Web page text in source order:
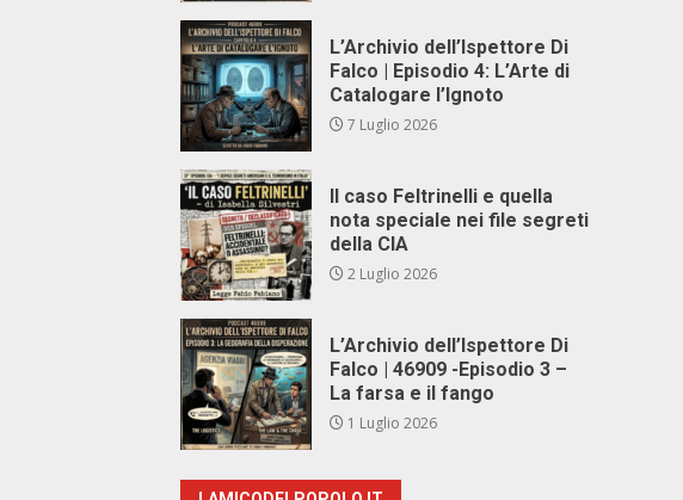
L’Archivio dell’Ispettore Di
Falco | Episodio 4: L’Arte di
Catalogare l’Ignoto
7 Luglio 2026
Il caso Feltrinelli e quella
nota speciale nei file segreti
della CIA
2 Luglio 2026
L’Archivio dell’Ispettore Di
Falco | 46909 -Episodio 3 –
La farsa e il fango
1 Luglio 2026